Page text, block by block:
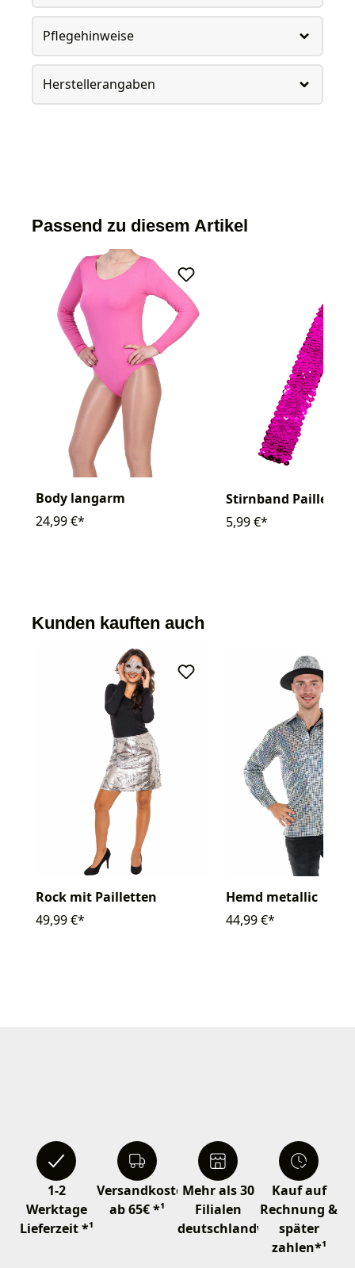
Pflegehinweise
Herstellerangaben
Passend zu diesem Artikel
Body langarm
24,99 €*
Stirnband Pailletten
5,99 €*
Kunden kauften auch
Rock mit Pailletten
49,99 €*
Hemd metallic
44,99 €*
1-2
Werktage
Lieferzeit *¹
Versandkostenfrei
ab 65€ *¹
Mehr als 30
Filialen
deutschlandweit
Kauf auf
Rechnung &
später
zahlen*¹